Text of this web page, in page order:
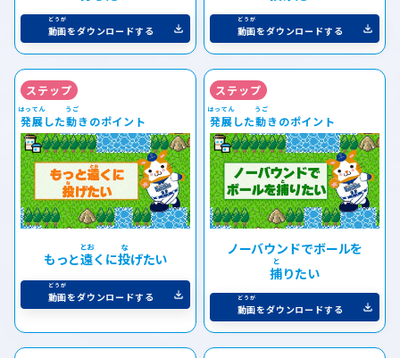
動画をダウンロードする 動画をダウンロードする
ステップ
発展した動きのポイント
もっと遠くに投げたい
動画をダウンロードする
ステップ
発展した動きのポイント
ノーバウンドでボールを
捕りたい
動画をダウンロードする